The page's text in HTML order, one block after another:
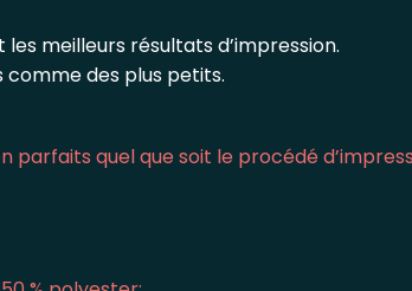
meilleurs résultats d’impression.
comme des plus petits.
quel que soit le procédé